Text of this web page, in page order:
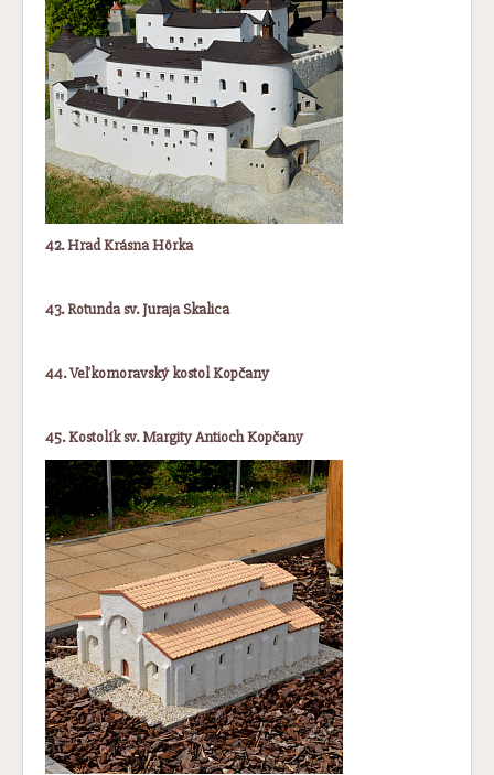
42. Hrad Krásna Hôrka
43. Rotunda sv. Juraja Skalica
44. Veľkomoravský kostol Kopčany
45. Kostolík sv. Margity Antioch Kopčany